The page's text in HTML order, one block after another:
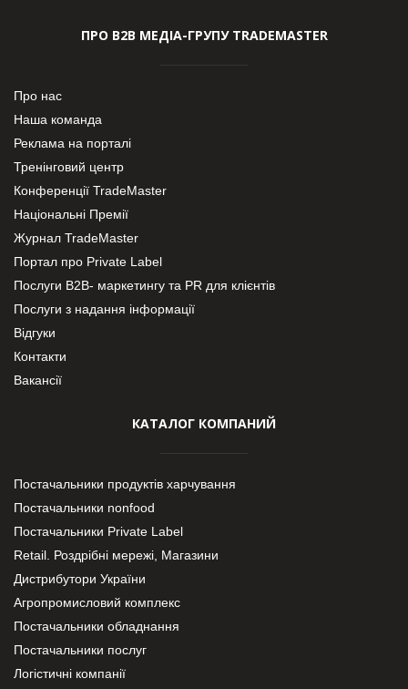
ПРО В2В МЕДІА-ГРУПУ TRADEMASTER
Про нас
Наша команда
Реклама на порталі
Тренінговий центр
Конференції TradeMaster
Національні Премії
Журнал TradeMaster
Портал про Private Label
Послуги В2В- маркетингу та PR для клієнтів
Послуги з надання інформації
Відгуки
Контакти
Вакансії
КАТАЛОГ КОМПАНИЙ
Постачальники продуктів харчування
Постачальники nonfood
Постачальники Private Label
Retail. Роздрібні мережі, Магазини
Дистрибутори України
Агропромисловий комплекс
Постачальники обладнання
Постачальники послуг
Логістичні компанії